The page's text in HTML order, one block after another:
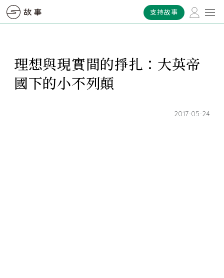
支持故事
理想與現實間的掙扎：大英帝
國下的小不列顛
2017-05-24